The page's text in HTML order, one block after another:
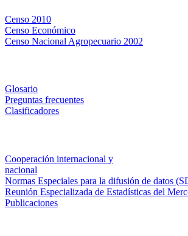
Censo 2010
Censo Económico
Censo Nacional Agropecuario 2002
Glosario
Preguntas frecuentes
Clasificadores
Cooperación internacional y
nacional
Normas Especiales para la difusión de datos
Reunión Especializada de Estadísticas del
Publicaciones